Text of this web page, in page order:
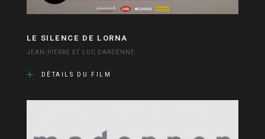
LE SILENCE DE LORNA
JEAN-PIERRE ET LUC DARDENNE
DÉTAILS DU FILM